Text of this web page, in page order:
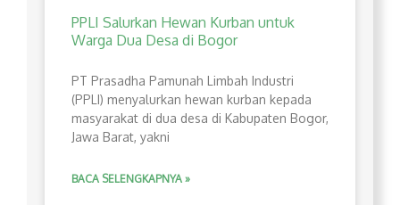
PPLI Salurkan Hewan Kurban untuk
Warga Dua Desa di Bogor
PT Prasadha Pamunah Limbah Industri
(PPLI) menyalurkan hewan kurban kepada
masyarakat di dua desa di Kabupaten Bogor,
Jawa Barat, yakni
BACA SELENGKAPNYA »